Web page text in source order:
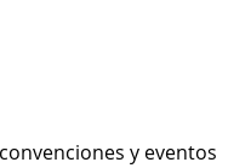
y eventos